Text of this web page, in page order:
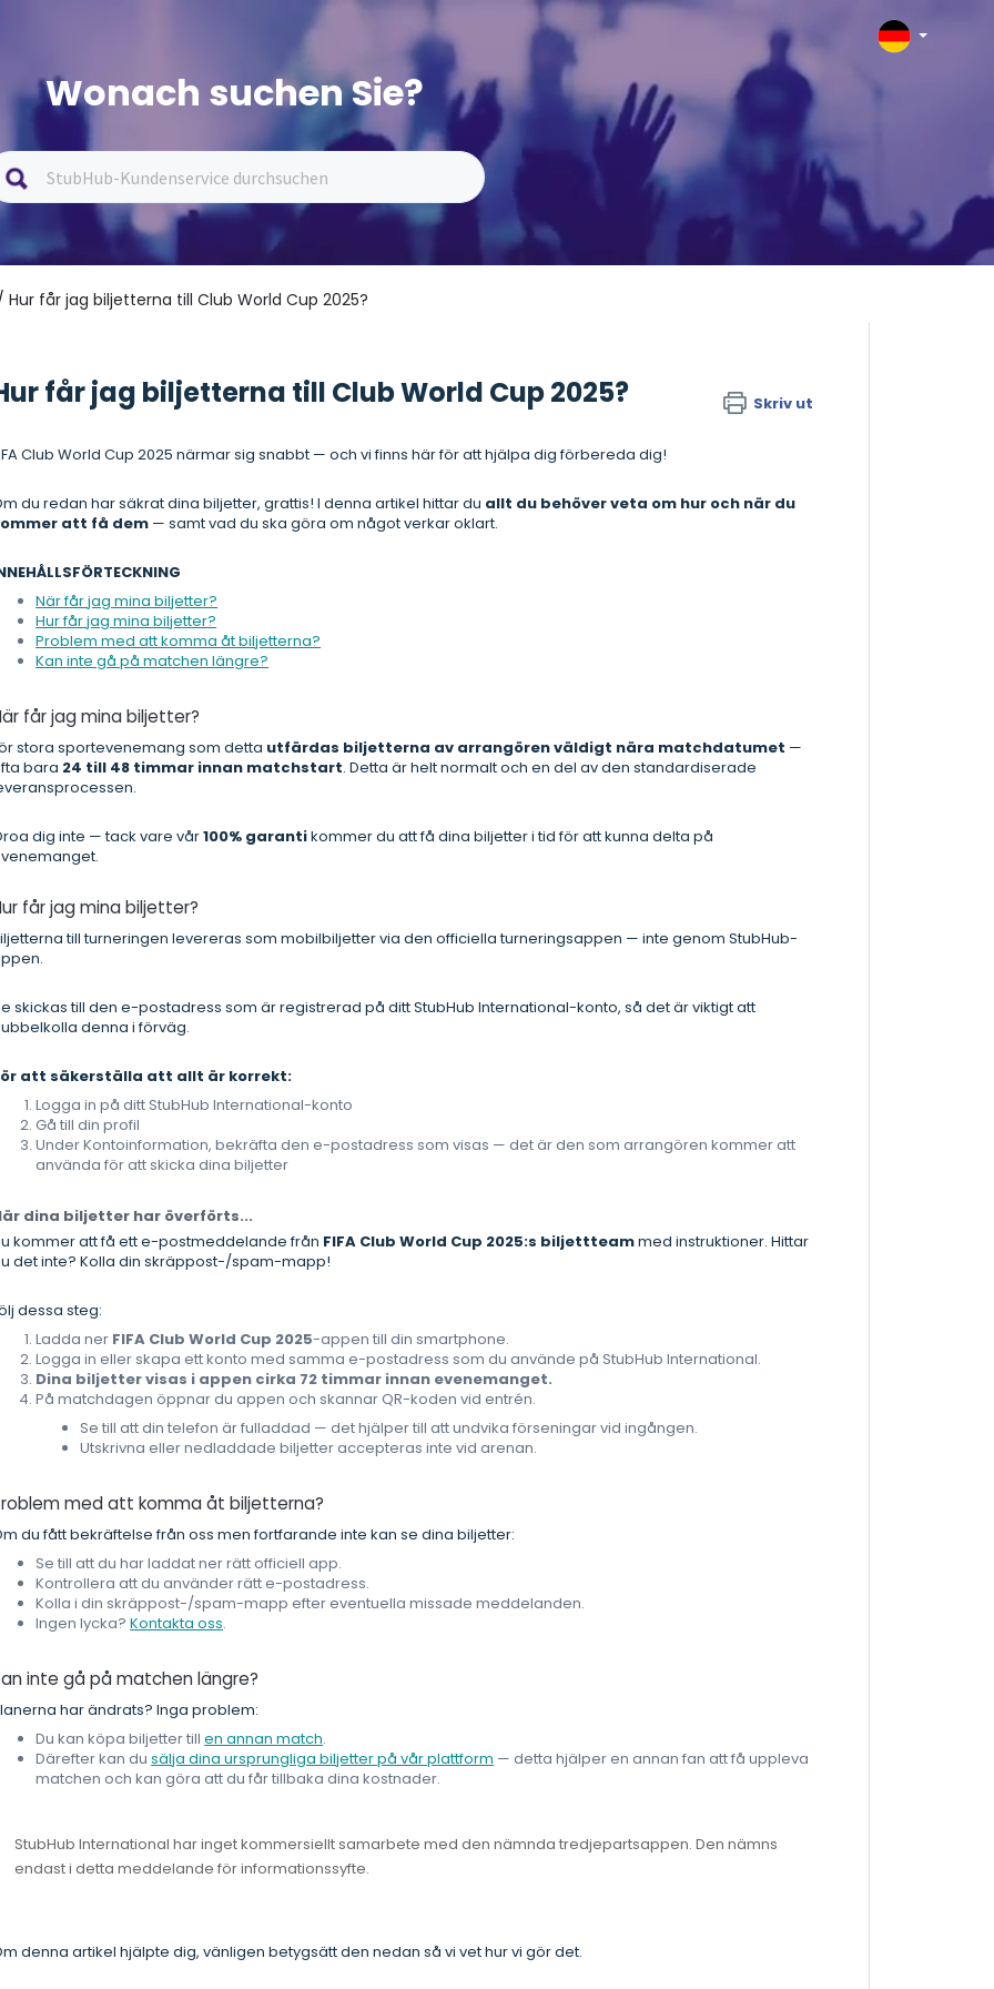
Wonach suchen Sie?
Hur får jag biljetterna till Club World Cup 2025?
får jag biljetterna till Club World Cup 2025? Skriv ut
Club World Cup 2025 närmar sig snabbt — och vi finns här för att hjälpa dig förbereda dig!
du redan har säkrat dina biljetter, grattis! I denna artikel hittar du allt du behöver veta om hur och när du
att få dem — samt vad du ska göra om något verkar oklart.
När får jag mina biljetter?
Hur får jag mina biljetter?
Problem med att komma åt biljetterna?
Kan inte gå på matchen längre?
får jag mina biljetter?
stora sportevenemang som detta utfärdas biljetterna av arrangören väldigt nära matchdatumet —
bara 24 till 48 timmar innan matchstart. Detta är helt normalt och en del av den standardiserade
dig inte — tack vare vår100% garantikommer du att få dina biljetter i tid för att kunna delta på
får jag mina biljetter?
till turneringen levereras som mobilbiljetter via den officiella turneringsappen — inte genom StubHub-
skickas till den e-postadress som är registrerad på ditt StubHub International-konto, så det är viktigt att
denna i förväg.
att säkerställa att allt är korrekt:
Logga in på ditt StubHub International-konto
Gå till din profil
Under Kontoinformation, bekräfta den e-postadress som visas — det är den som arrangören kommer att
använda för att skicka dina biljetter
dina biljetter har överförts...
kommer att få ett e-postmeddelande från FIFA Club World Cup 2025:s biljettteammed instruktioner. Hittar
det inte? Kolla din skräppost-/spam-mapp!
dessa steg:
Ladda ner FIFA Club World Cup 2025-appen till din smartphone.
Logga in eller skapa ett konto med samma e-postadress som du använde på StubHub International.
Dina biljetter visas i appen cirka 72 timmar innan evenemanget.
På matchdagen öppnar du appen och skannar QR-koden vid entrén.
Se till att din telefon är fulladdad — det hjälper till att undvika förseningar vid ingången.
Utskrivna eller nedladdade biljetter accepteras inte vid arenan.
med att komma åt biljetterna?
du fått bekräftelse från oss men fortfarande inte kan se dina biljetter:
Se till att du har laddat ner rätt officiell app.
Kontrollera att du använder rätt e-postadress.
Kolla i din skräppost-/spam-mapp efter eventuella missade meddelanden.
Ingen lycka?Kontakta oss.
inte gå på matchen längre?
har ändrats? Inga problem:
Du kan köpa biljetter tillen annan match.
Därefter kan dusälja dina ursprungliga biljetter på vår plattform — detta hjälper en annan fan att få uppleva
matchen och kan göra att du får tillbaka dina kostnader.
StubHub International har inget kommersiellt samarbete med den nämnda tredjepartsappen. Den nämns
endast i detta meddelande för informationssyfte.
denna artikel hjälpte dig, vänligen betygsätt den nedan så vi vet hur vi gör det.